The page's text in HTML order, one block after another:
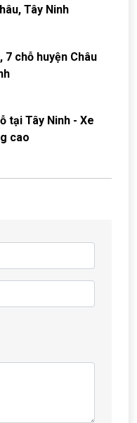
Tây Ninh
7 chỗ huyện Châu
tại Tây Ninh - Xe
cao